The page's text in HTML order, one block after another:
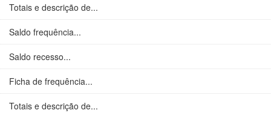
Totais e descrição de...
Saldo frequência...
Saldo recesso...
Ficha de frequência...
Totais e descrição de...